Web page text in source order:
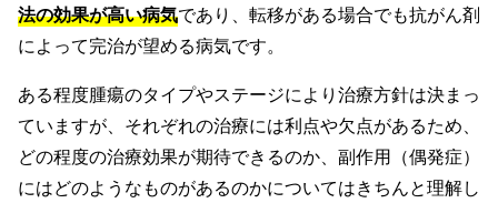
法の効果が高い病気であり、転移がある場合でも抗がん剤
によって完治が望める病気です。
ある程度腫瘍のタイプやステージにより治療方針は決まっ
ていますが、それぞれの治療には利点や欠点があるため、
どの程度の治療効果が期待できるのか、副作用（偶発症）
にはどのようなものがあるのかについてはきちんと理解し